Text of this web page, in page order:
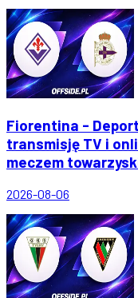
Fiorentina -
transmisję TV i
meczem
2026-08-06